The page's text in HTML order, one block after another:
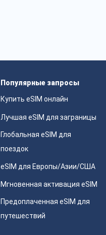
Популярные запросы
Купить eSIM онлайн
Лучшая eSIM для заграницы
Глобальная eSIM для
поездок
eSIM для Европы/Азии/США
Мгновенная активация eSIM
Предоплаченная eSIM для
путешествий